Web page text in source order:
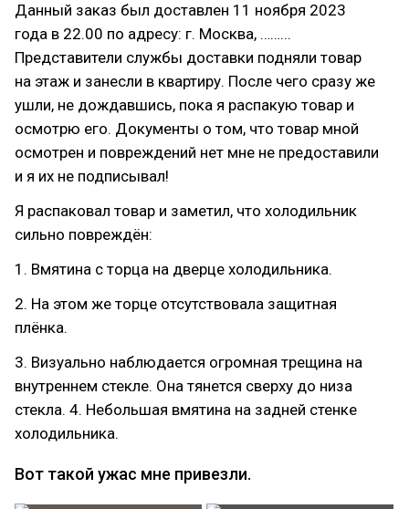
Данный заказ был доставлен 11 ноября 2023
года в 22.00 по адресу: г. Москва, ……...
Представители службы доставки подняли товар
на этаж и занесли в квартиру. После чего сразу же
ушли, не дождавшись, пока я распакую товар и
осмотрю его. Документы о том, что товар мной
осмотрен и повреждений нет мне не предоставили
и я их не подписывал!
Я распаковал товар и заметил, что холодильник
сильно повреждён:
1. Вмятина с торца на дверце холодильника.
2. На этом же торце отсутствовала защитная
плёнка.
3. Визуально наблюдается огромная трещина на
внутреннем стекле. Она тянется сверху до низа
стекла. 4. Небольшая вмятина на задней стенке
холодильника.
Вот такой ужас мне привезли.